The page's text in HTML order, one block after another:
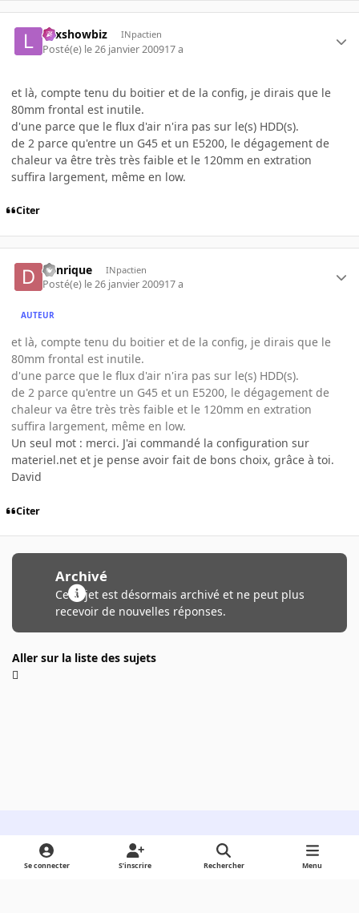
Lexshowbiz INpactien
Posté(e) le 26 janvier 200917 a
et là, compte tenu du boitier et de la config, je dirais que le
80mm frontal est inutile.
d'une parce que le flux d'air n'ira pas sur le(s) HDD(s).
de 2 parce qu'entre un G45 et un E5200, le dégagement de
chaleur va être très très faible et le 120mm en extration
suffira largement, même en low.
Citer
denrique INpactien
Posté(e) le 26 janvier 200917 a
AUTEUR
et là, compte tenu du boitier et de la config, je dirais que le
80mm frontal est inutile.
d'une parce que le flux d'air n'ira pas sur le(s) HDD(s).
de 2 parce qu'entre un G45 et un E5200, le dégagement de
chaleur va être très très faible et le 120mm en extration
suffira largement, même en low.
Un seul mot : merci. J'ai commandé la configuration sur
materiel.net et je pense avoir fait de bons choix, grâce à toi.
David
Citer
Archivé
Ce sujet est désormais archivé et ne peut plus
recevoir de nouvelles réponses.
Aller sur la liste des sujets
Light ModeDark ModeSystem Preference
Se connecter S’inscrire Rechercher Menu